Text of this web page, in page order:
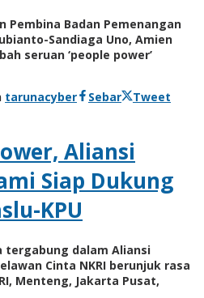
Pembina Badan Pemenangan
Sandiaga Uno, Amien
seruan ‘people power’
tarunacyber Sebar Tweet
Aliansi
Siap Dukung
KPU
tergabung dalam Aliansi
Cinta NKRI berunjuk rasa
Menteng, Jakarta Pusat,